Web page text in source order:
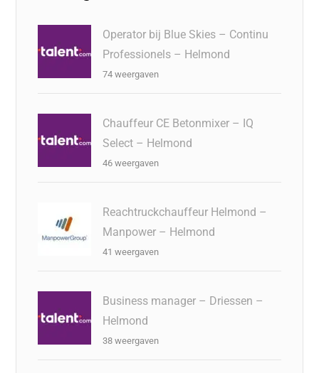
Operator bij Blue Skies – Continu
Professionels – Helmond
74 weergaven
Chauffeur CE Betonmixer – IQ
Select – Helmond
46 weergaven
Reachtruckchauffeur Helmond –
Manpower – Helmond
41 weergaven
Business manager – Driessen –
Helmond
38 weergaven